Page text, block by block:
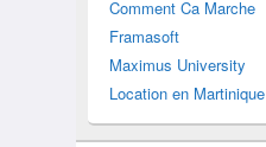
Comment Ca Marche
Framasoft
Maximus University
Location en Martinique